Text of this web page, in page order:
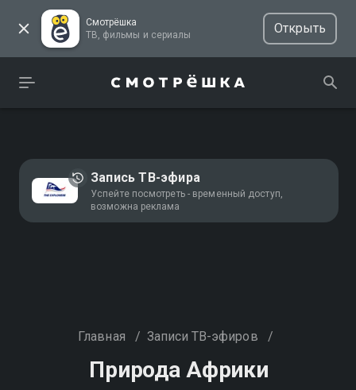
Смотрёшка
ТВ, фильмы и сериалы
Открыть
Запись ТВ-эфира
Успейте посмотреть - временный доступ,
возможна реклама
Главная / Записи ТВ-эфиров /
Природа Африки